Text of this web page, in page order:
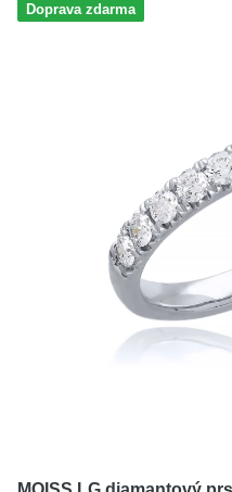
PRSTENY
Doprava zdarma